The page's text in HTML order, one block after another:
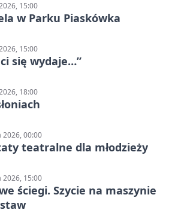
15:00
w Parku Piaskówka
15:00
ci się wydaje…”
18:00
2026, 00:00
teatralne dla młodzieży
2026, 15:00
ściegi. Szycie na maszynie